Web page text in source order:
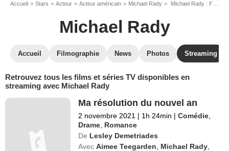
Accueil Stars Acteur Acteur américain Michael Rady Michael Rady : Films et séries online
Michael Rady
Accueil Filmographie News Photos Streaming
Retrouvez tous les films et séries TV disponibles en
streaming avec Michael Rady
Ma résolution du nouvel an
2 novembre 2021 | 1h 24min | Comédie
Drame Romance
De Lesley Demetriades
Avec Aimee Teegarden Michael Rady